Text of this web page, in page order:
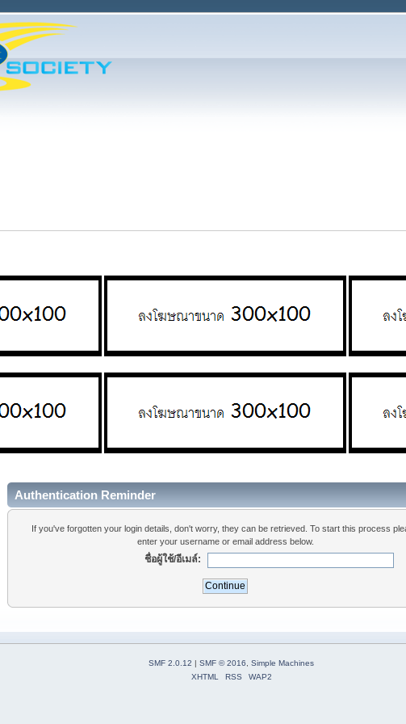
Authentication Reminder
If you've forgotten your login details, don't worry, they can be retrieved. To start this process
enter your username or email address below.
ชื่อผู้ใช้/อีเมล์:
SMF 2.0.12 | SMF © 2016
Simple Machines
XHTML
RSS WAP2